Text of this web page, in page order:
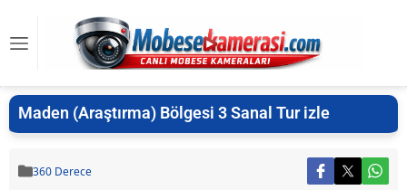
Maden (Araştırma) Bölgesi 3 Sanal Tur izle
360 Derece